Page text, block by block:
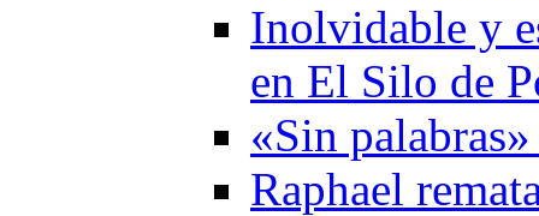
Inolvidable y
en El Silo de
«Sin
Raphael